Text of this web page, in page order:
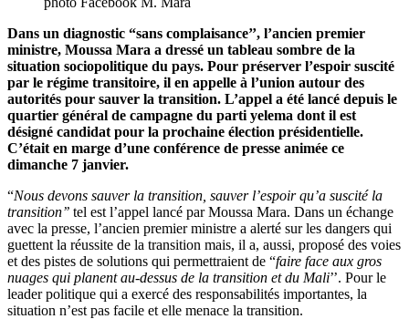
Dans un diagnostic “sans complaisance’’, l’ancien premier
ministre, Moussa Mara a dressé un tableau sombre de la
situation sociopolitique du pays. Pour préserver l’espoir suscité
par le régime transitoire, il en appelle à l’union autour des
autorités pour sauver la transition. L’appel a été lancé depuis le
quartier général de campagne du parti yelema dont il est
désigné candidat pour la prochaine élection présidentielle.
C’était en marge d’une conférence de presse animée ce
dimanche 7 janvier.
“Nous devons sauver la transition, sauver l’espoir qu’a suscité la
transition’’ tel est l’appel lancé par Moussa Mara. Dans un échange
avec la presse, l’ancien premier ministre a alerté sur les dangers qui
guettent la réussite de la transition mais, il a, aussi, proposé des voies
et des pistes de solutions qui permettraient de “faire face aux gros
nuages qui planent au-dessus de la transition et du Mali’’. Pour le
leader politique qui a exercé des responsabilités importantes, la
situation n’est pas facile et elle menace la transition.